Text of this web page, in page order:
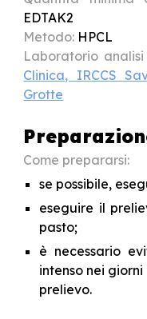
EDTAK2
Metodo: HPCL
Laboratorio
Clinica, IRCCS
Grotte
Come prepararsi:
se possibile,
eseguire il
pasto;
è necessario
intenso nei
prelievo.